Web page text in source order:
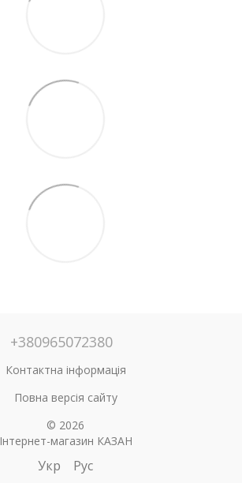
+380965072380
Контактна інформація
Повна версія сайту
© 2026
Інтернет-магазин КАЗАН
Укр Рус